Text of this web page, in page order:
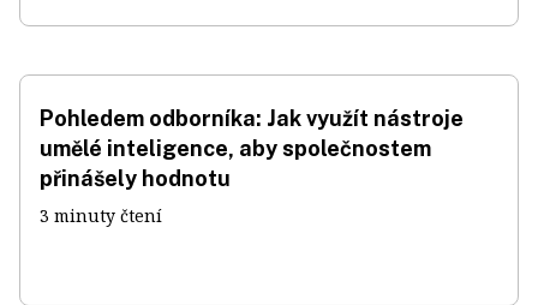
Pohledem odborníka: Jak využít nástroje
umělé inteligence, aby společnostem
přinášely hodnotu
3 minuty čtení